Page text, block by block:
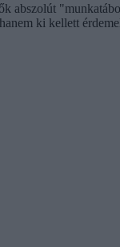
abszolút
ki kellett